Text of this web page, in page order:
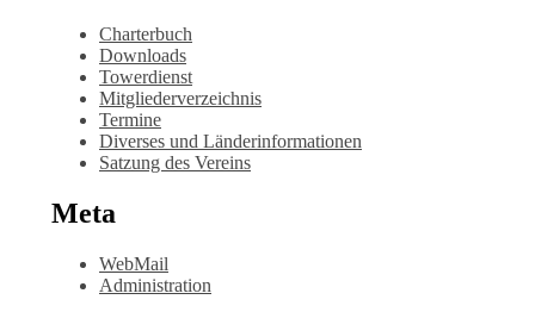
Charterbuch
Downloads
Towerdienst
Mitgliederverzeichnis
Termine
Diverses und Länderinformationen
Satzung des Vereins
Meta
WebMail
Administration